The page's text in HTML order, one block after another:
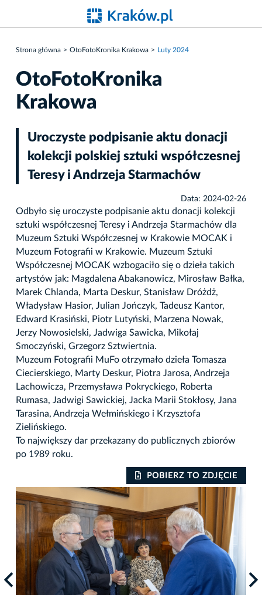
Strona główna OtoFotoKronika Krakowa Luty 2024
OtoFotoKronika
Krakowa
Uroczyste podpisanie aktu donacji
kolekcji polskiej sztuki współczesnej
Teresy i Andrzeja Starmachów
Data: 2024-02-26
Odbyło się uroczyste podpisanie aktu donacji kolekcji
sztuki współczesnej Teresy i Andrzeja Starmachów dla
Muzeum Sztuki Współczesnej w Krakowie MOCAK i
Muzeum Fotografii w Krakowie. Muzeum Sztuki
Współczesnej MOCAK wzbogaciło się o dzieła takich
artystów jak: Magdalena Abakanowicz, Mirosław Bałka,
Marek Chlanda, Marta Deskur, Stanisław Dróżdż,
Władysław Hasior, Julian Jończyk, Tadeusz Kantor,
Edward Krasiński, Piotr Lutyński, Marzena Nowak,
Jerzy Nowosielski, Jadwiga Sawicka, Mikołaj
Smoczyński, Grzegorz Sztwiertnia.
Muzeum Fotografii MuFo otrzymało dzieła Tomasza
Ciecierskiego, Marty Deskur, Piotra Jarosa, Andrzeja
Lachowicza, Przemysława Pokryckiego, Roberta
Rumasa, Jadwigi Sawickiej, Jacka Marii Stokłosy, Jana
Tarasina, Andrzeja Wełmińskiego i Krzysztofa
Zielińskiego.
To największy dar przekazany do publicznych zbiorów
po 1989 roku.
POBIERZ TO ZDJĘCIE